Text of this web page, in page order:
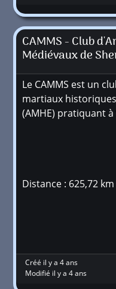
CAMMS - Club
Médiévaux de
Le CAMMS est un
martiaux
(AMHE) pratiquant
Distance : 625,72 km
Créé il y a 4 ans
Modifié il y a 4 ans